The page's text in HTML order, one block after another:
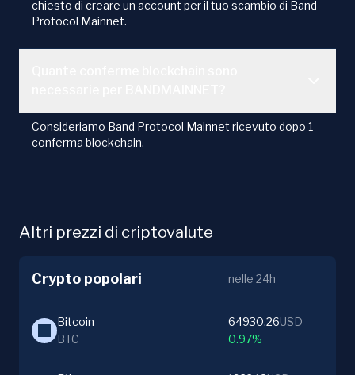
chiesto di creare un account per il tuo scambio di Band
Protocol Mainnet.
Consideriamo Band Protocol Mainnet ricevuto dopo 1
conferma blockchain.
Altri prezzi di criptovalute
Crypto popolari nelle 24h
Bitcoin
BTC
64930.26USD
0.97%